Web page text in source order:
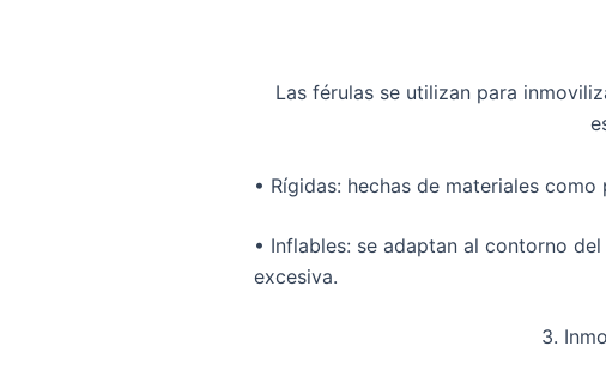
Las férulas se utilizan para
• Rígidas: hechas de materiales
• Inflables: se adaptan al contorno
excesiva.
3.